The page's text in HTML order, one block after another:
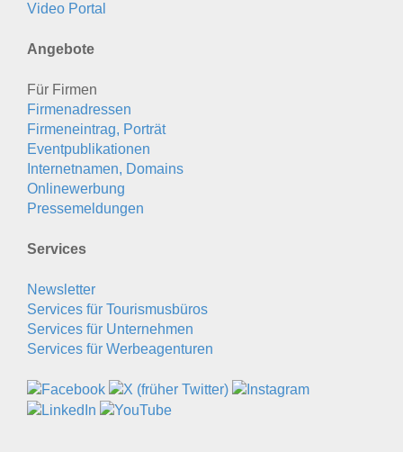
Video Portal
Angebote
Für Firmen
Firmenadressen
Firmeneintrag, Porträt
Eventpublikationen
Internetnamen, Domains
Onlinewerbung
Pressemeldungen
Services
Newsletter
Services für Tourismusbüros
Services für Unternehmen
Services für Werbeagenturen